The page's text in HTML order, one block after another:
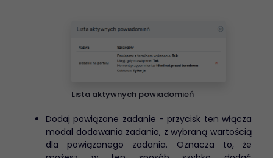
Lista aktywnych powiadomień
Dodaj powiązane zadanie - przycisk ten włącza
modal dodawania zadania, z wybraną wartością
dla powiązanego zadania. Oznacza to, że